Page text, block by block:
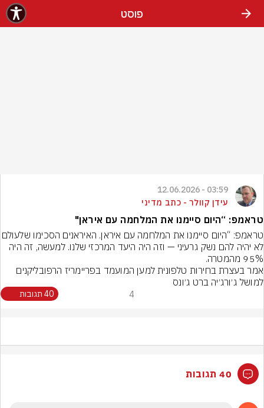
פוסט
03:59 - 12.06.2026
עידן קוולר - כתב מדיני
טראמפ: “היום סיימנו את המלחמה עם איראן"
למושל ג׳ורג׳יה ברט ג׳ונס
4 40 תגובות
40 תגובות